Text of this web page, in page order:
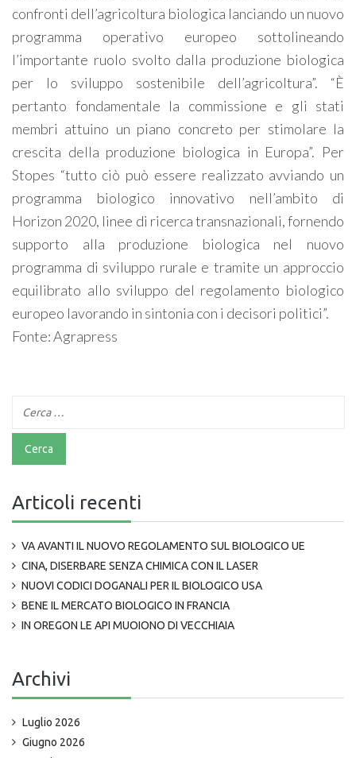
confronti dell’agricoltura biologica lanciando un nuovo
programma operativo europeo sottolineando
l’importante ruolo svolto dalla produzione biologica
per lo sviluppo sostenibile dell’agricoltura”. “È
pertanto fondamentale la commissione e gli stati
membri attuino un piano concreto per stimolare la
crescita della produzione biologica in Europa”. Per
Stopes “tutto ciò può essere realizzato avviando un
programma biologico innovativo nell’ambito di
Horizon 2020, linee di ricerca transnazionali, fornendo
supporto alla produzione biologica nel nuovo
programma di sviluppo rurale e tramite un approccio
equilibrato allo sviluppo del regolamento biologico
europeo lavorando in sintonia con i decisori politici”.
Fonte: Agrapress
Articoli recenti
VA AVANTI IL NUOVO REGOLAMENTO SUL BIOLOGICO UE
CINA, DISERBARE SENZA CHIMICA CON IL LASER
NUOVI CODICI DOGANALI PER IL BIOLOGICO USA
BENE IL MERCATO BIOLOGICO IN FRANCIA
IN OREGON LE API MUOIONO DI VECCHIAIA
Archivi
Luglio 2026
Giugno 2026